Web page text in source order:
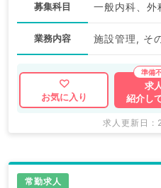
募集科目 一般内科、外
業務内容 施設管理, そ
お気に入り
求
紹介し
求人更新日 :
常勤求人